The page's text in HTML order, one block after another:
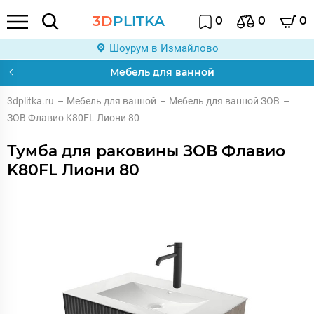
3DPLITKA 0 0 0
Шоурум в Измайлово
Мебель для ванной
3dplitka.ru – Мебель для ванной – Мебель для ванной ЗОВ –
ЗОВ Флавио K80FL Лиони 80
Тумба для раковины ЗОВ Флавио
K80FL Лиони 80